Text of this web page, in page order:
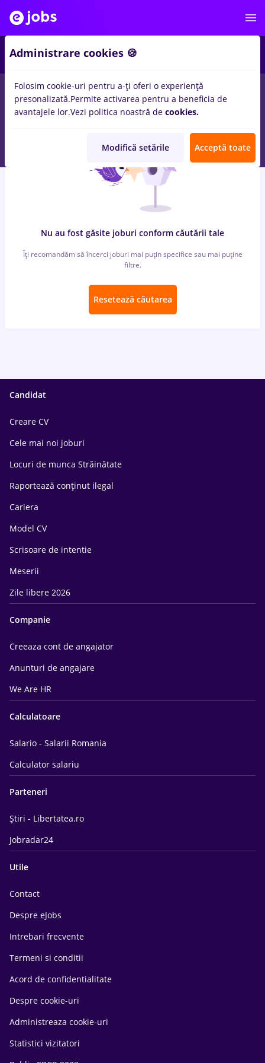
locuri de muncacu salarii cultura, Full timeinIasi (Iasi)
Transport / Distributie, IT / Telecom
Nu au fost găsite joburi conform căutării tale
Îți recomandăm să încerci joburi mai puțin specifice sau mai puține
filtre.
Resetează căutarea
Candidat
Creare CV
Cele mai noi joburi
Locuri de munca Străinătate
Raportează conținut ilegal
Cariera
Model CV
Scrisoare de intentie
Meserii
Zile libere 2026
Companie
Creeaza cont de angajator
Anunturi de angajare
We Are HR
Calculatoare
Salario - Salarii Romania
Calculator salariu
Parteneri
Știri - Libertatea.ro
Jobradar24
Utile
Contact
Despre eJobs
Intrebari frecvente
Termeni si conditii
Acord de confidentialitate
Despre cookie-uri
Administreaza cookie-uri
Statistici vizitatori
Administrare cookies 🍪
Folosim cookie-uri pentru a-ți oferi o experiență
presonalizată.Permite activarea pentru a beneficia de
avantajele lor.Vezi politica noastră de cookies.
Modifică setările Acceptă toate